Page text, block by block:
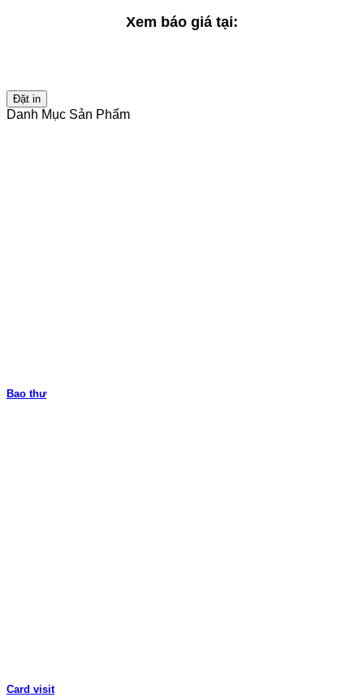
Xem báo giá tại:
Đặt in
Danh Mục Sản Phẩm
Bao thư
Card visit